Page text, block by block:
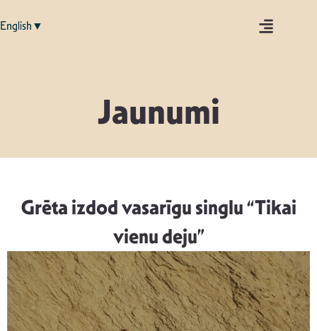
English▼
Jaunumi
Grēta izdod vasarīgu singlu “Tikai
vienu deju”